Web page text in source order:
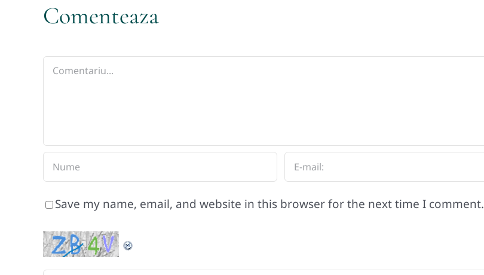
Comenteaza
Comment
Save my name, email, and website in this browser for the next time I comment.